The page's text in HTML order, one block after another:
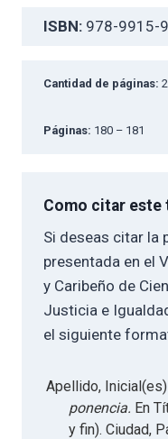
ISBN: 978-9915-
Cantidad de páginas: 2
Páginas: 180 – 181
Como citar este
Si deseas citar la
presentada en el
y Caribeño de
Justicia e
el siguiente
Apellido,
ponencia. En
y fin). Ciudad,